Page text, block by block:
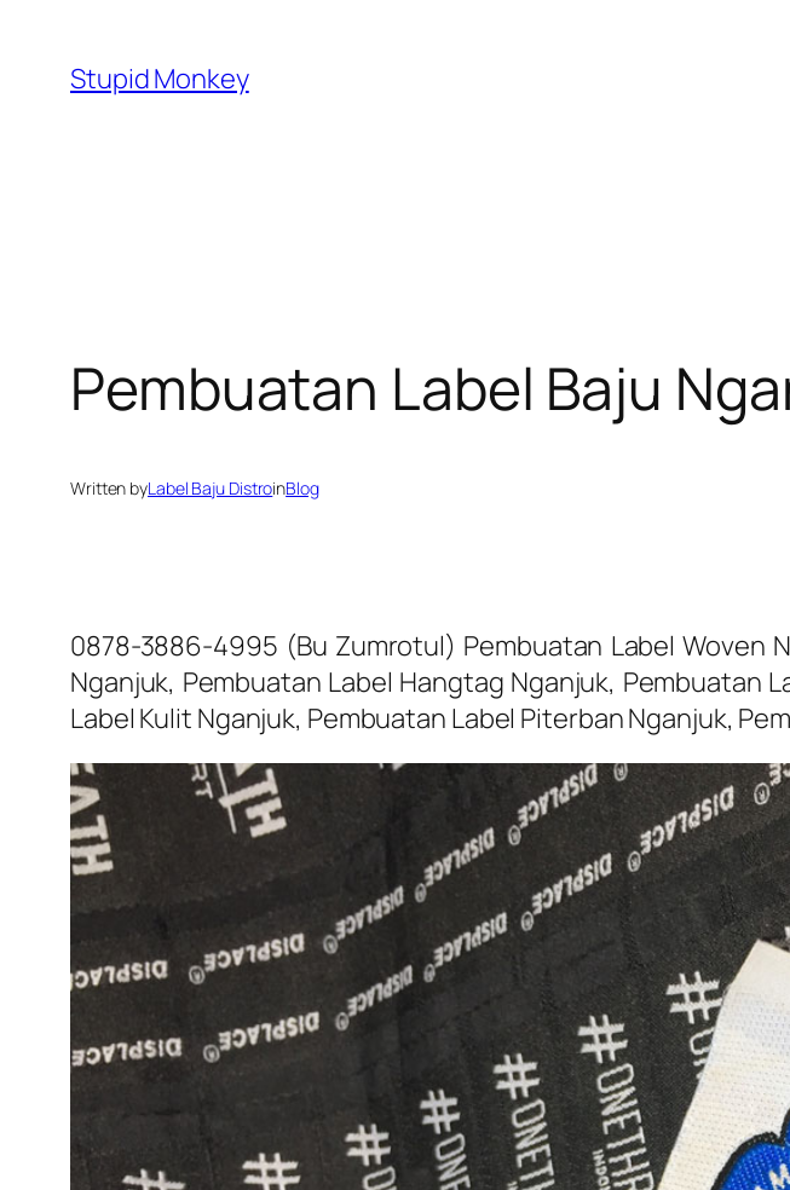
content
Stupid Monkey
Pembuatan Label Baju
Written byLabel Baju DistroinBlog
0878-3886-4995 (Bu Zumrotul) Pembuatan Label Woven
Nganjuk, Pembuatan Label Hangtag Nganjuk, Pembuatan
Label Kulit Nganjuk, Pembuatan Label Piterban Nganjuk,